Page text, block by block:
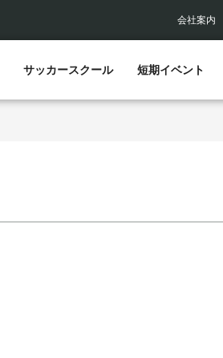
会社案内
サッカースクール 短期イベント